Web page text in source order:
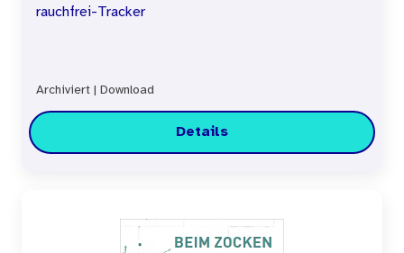
rauchfrei-Tracker
Archiviert Download
Details